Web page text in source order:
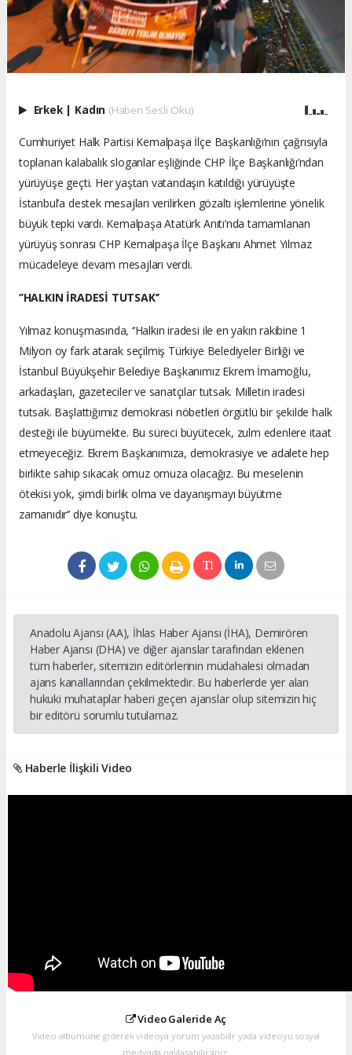
Erkek Kadın (Haberi Sesli Oku)
Cumhuriyet Halk Partisi Kemalpaşa İlçe Başkanlığı’nın çağrısıyla
toplanan kalabalık sloganlar eşliğinde CHP İlçe Başkanlığı’ndan
yürüyüşe geçti. Her yaştan vatandaşın katıldığı yürüyüşte
İstanbul’a destek mesajları verilirken gözaltı işlemlerine yönelik
büyük tepki vardı. Kemalpaşa Atatürk Anıtı’nda tamamlanan
yürüyüş sonrası CHP Kemalpaşa İlçe Başkanı Ahmet Yılmaz
mücadeleye devam mesajları verdi.
‘’HALKIN İRADESİ TUTSAK’’
Yılmaz konuşmasında, ‘’Halkın iradesi ile en yakın rakibine 1
Milyon oy fark atarak seçilmiş Türkiye Belediyeler Birliği ve
İstanbul Büyükşehir Belediye Başkanımız Ekrem İmamoğlu,
arkadaşları, gazeteciler ve sanatçılar tutsak. Milletin iradesi
tutsak. Başlattığımız demokrasi nöbetleri örgütlü bir şekilde halk
desteği ile büyümekte. Bu süreci büyütecek, zulm edenlere itaat
etmeyeceğiz. Ekrem Başkanımıza, demokrasiye ve adalete hep
birlikte sahip sıkacak omuz omuza olacağız. Bu meselenin
ötekisi yok, şimdi birlik olma ve dayanışmayı büyütme
zamanıdır‘’ diye konuştu.
Anadolu Ajansı (AA), İhlas Haber Ajansı (İHA), Demirören
Haber Ajansı (DHA) ve diğer ajanslar tarafından eklenen
tüm haberler, sitemizin editörlerinin müdahalesi olmadan
ajans kanallarından çekilmektedir. Bu haberlerde yer alan
hukuki muhataplar haberi geçen ajanslar olup sitemizin hiç
bir editörü sorumlu tutulamaz.
Haberle İlişkili Video
Video Galeride Aç
Video albümüne giderek videoya yorum yazabilir yada videoyu sosyal
medyada paylaşabilirsiniz.